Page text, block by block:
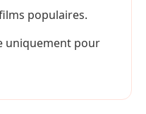
populaires.
uniquement pour